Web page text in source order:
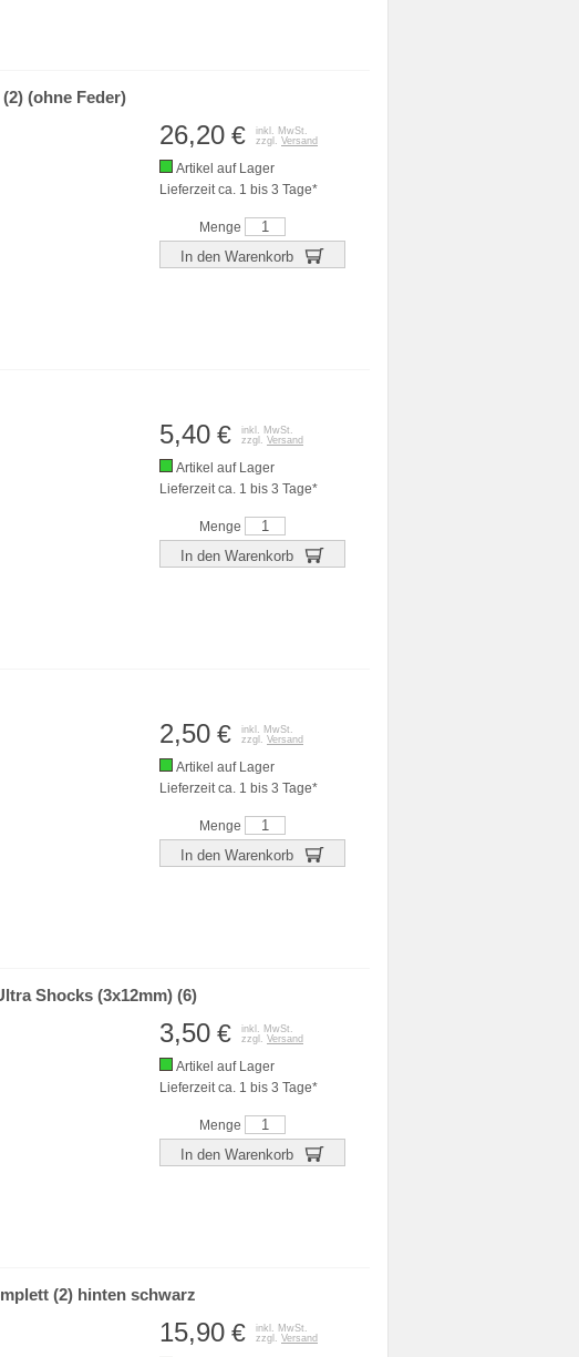
(ohne Feder)
26,20 €
inkl. MwSt.
zzgl. Versand
Artikel auf Lager
Lieferzeit ca. 1 bis 3 Tage*
Menge
In den Warenkorb
5,40 €
inkl. MwSt.
zzgl. Versand
Artikel auf Lager
Lieferzeit ca. 1 bis 3 Tage*
Menge
In den Warenkorb
2,50 €
inkl. MwSt.
zzgl. Versand
Artikel auf Lager
Lieferzeit ca. 1 bis 3 Tage*
Menge
In den Warenkorb
Shocks (3x12mm) (6)
3,50 €
inkl. MwSt.
zzgl. Versand
Artikel auf Lager
Lieferzeit ca. 1 bis 3 Tage*
Menge
In den Warenkorb
(2) hinten schwarz
15,90 €
inkl. MwSt.
zzgl. Versand